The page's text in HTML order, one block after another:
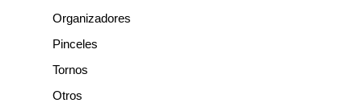
Organizadores
Pinceles
Tornos
Otros